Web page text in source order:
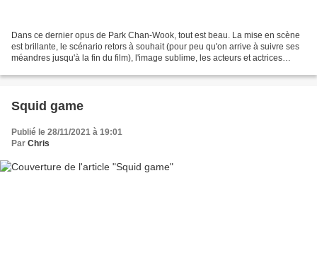
Dans ce dernier opus de Park Chan-Wook, tout est beau. La mise en scène
est brillante, le scénario retors à souhait (pour peu qu'on arrive à suivre ses
méandres jusqu'à la fin du film), l'image sublime, les acteurs et actrices
Squid game
Publié le 28/11/2021 à 19:01
Par Chris